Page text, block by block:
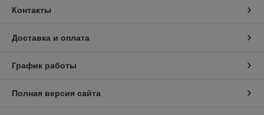
Контакты
Доставка и оплата
График работы
Полная версия сайта